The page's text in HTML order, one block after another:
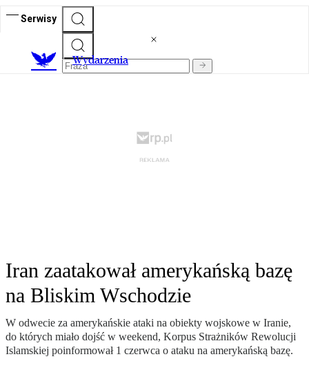
Serwisy
Wydarzenia
Iran zaatakował amerykańską bazę
na Bliskim Wschodzie
W odwecie za amerykańskie ataki na obiekty wojskowe w Iranie,
do których miało dojść w weekend, Korpus Strażników Rewolucji
Islamskiej poinformował 1 czerwca o ataku na amerykańską bazę.